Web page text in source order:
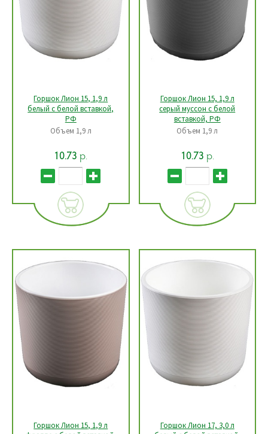
Горшок Лион 15, 1,9 л
белый с белой вставкой,
РФ
Объем 1,9 л
10.73р.
Горшок Лион 15, 1,9 л
серый муссон с белой
вставкой, РФ
Объем 1,9 л
10.73 р.
Горшок Лион 15, 1,9 л
Горшок Лион 17, 3,0 л